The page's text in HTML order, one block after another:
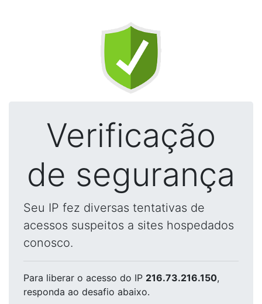
Verificação
de segurança
Seu IP fez diversas tentativas de
acessos suspeitos a sites hospedados
conosco.
Para liberar o acesso do IP 216.73.216.150,
responda ao desafio abaixo.